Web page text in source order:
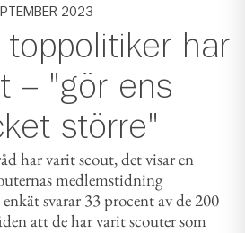
2023
toppolitiker har
– "gör ens
större"
har varit scout, det visar en
medlemstidning
svarar 33 procent av de 200
att de har varit scouter som